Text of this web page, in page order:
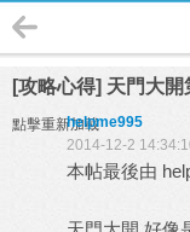
[攻略心得] 天門大開
點擊重新加載helpme995
2014-12-2
本帖最後由